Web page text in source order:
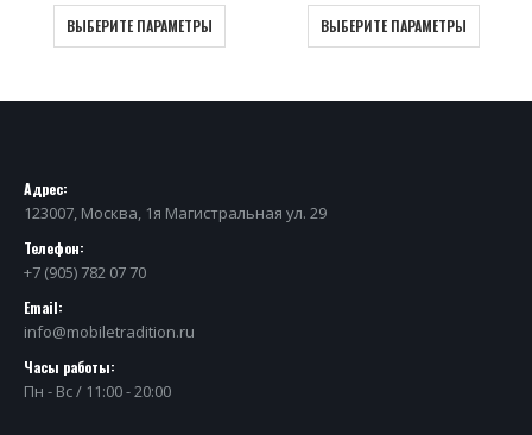
ВЫБЕРИТЕ ПАРАМЕТРЫ ВЫБЕРИТЕ ПАРАМЕТРЫ
Адрес:
123007, Москва, 1я Магистральная ул. 29
Телефон:
+7 (905) 782 07 70
Email:
info@mobiletradition.ru
Часы работы:
Пн - Вс / 11:00 - 20:00